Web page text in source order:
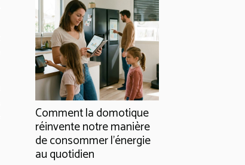
Comment la domotique
réinvente notre manière
de consommer l'énergie
au quotidien